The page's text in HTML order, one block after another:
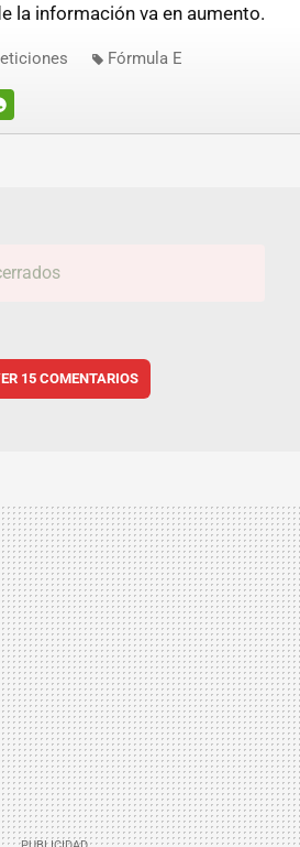
la información va en aumento.
Fórmula E
15 COMENTARIOS